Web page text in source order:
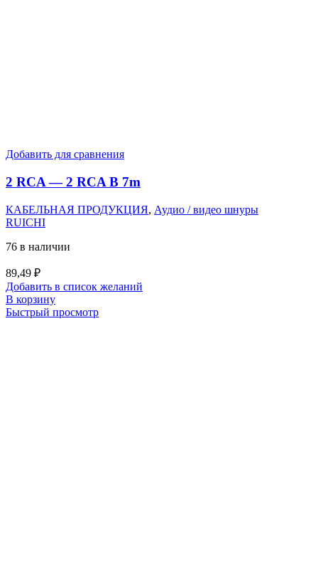
Добавить для сравнения
2 RCA — 2 RCA B 7m
КАБЕЛЬНАЯ ПРОДУКЦИЯ, Аудио / видео шнуры
RUICHI
76 в наличии
89,49 ₽
Добавить в список желаний
В корзину
Быстрый просмотр